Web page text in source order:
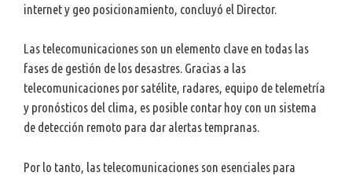
internet y geo posicionamiento, concluyó el Director.
Las telecomunicaciones son un elemento clave en todas las
fases de gestión de los desastres. Gracias a las
telecomunicaciones por satélite, radares, equipo de telemetría
y pronósticos del clima, es posible contar hoy con un sistema
de detección remoto para dar alertas tempranas.
Por lo tanto, las telecomunicaciones son esenciales para